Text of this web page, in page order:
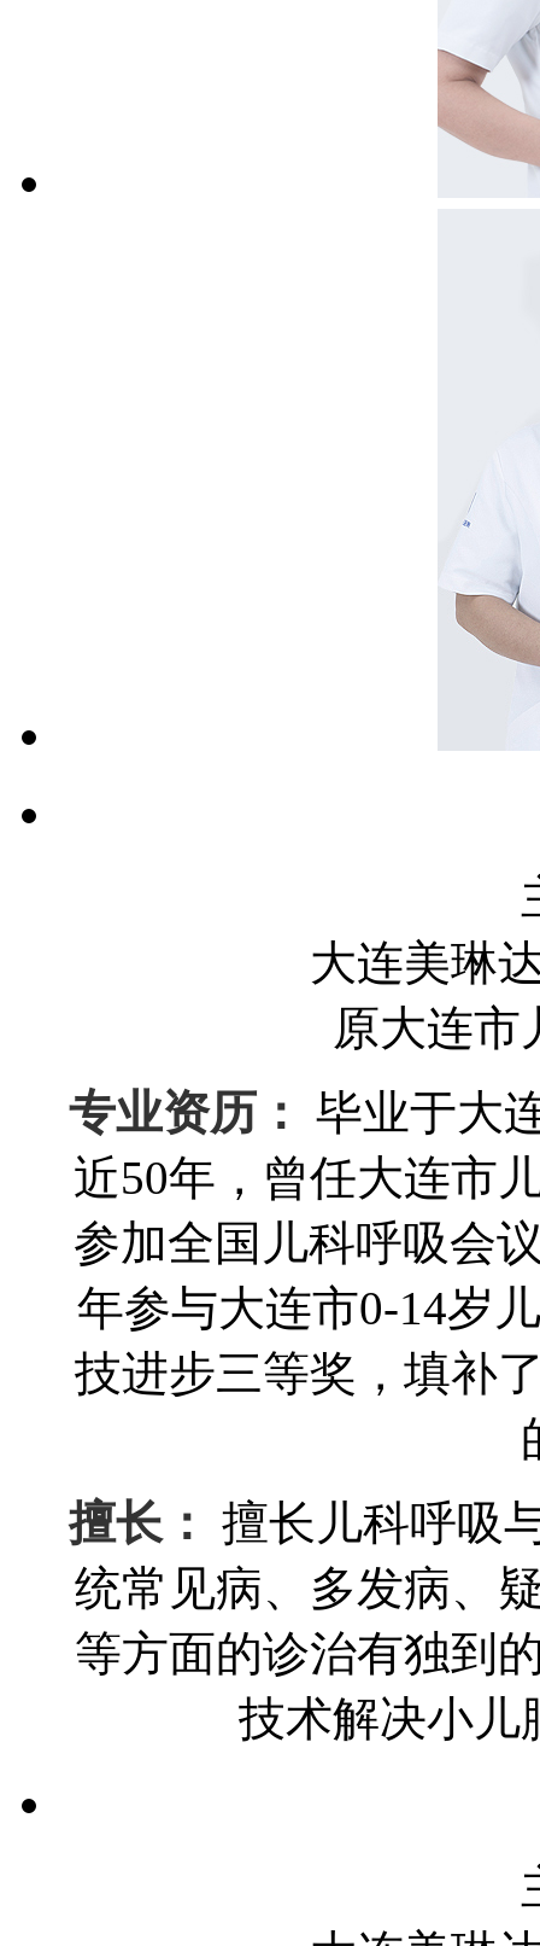
大连美琳
原大连市
专业资历： 毕业于大
近50年，曾任大连市
参加全国儿科呼吸会
年参与大连市0-14岁
技进步三等奖，填补
擅长： 擅长儿科呼吸
统常见病、多发病、
等方面的诊治有独到
技术解决小儿